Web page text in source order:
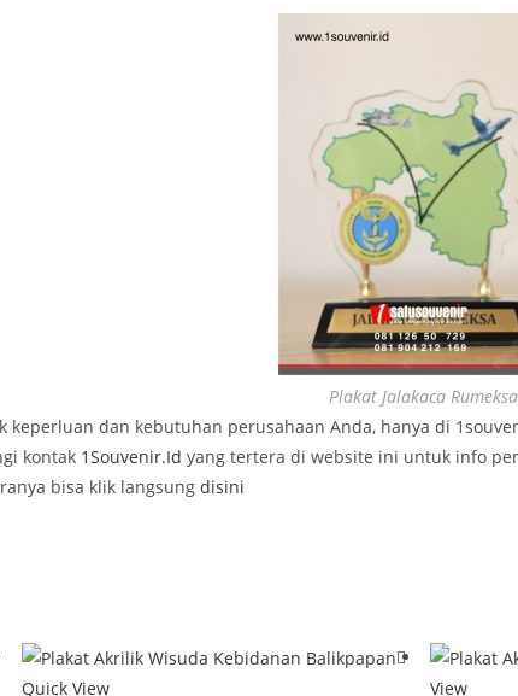
Plakat Jalakaca Rumeksa
dan kebutuhan perusahaan Anda, hanya di
kontak 1Souvenir.Id yang tertera di website ini untuk info
bisa klik langsung disini
Quick View
View